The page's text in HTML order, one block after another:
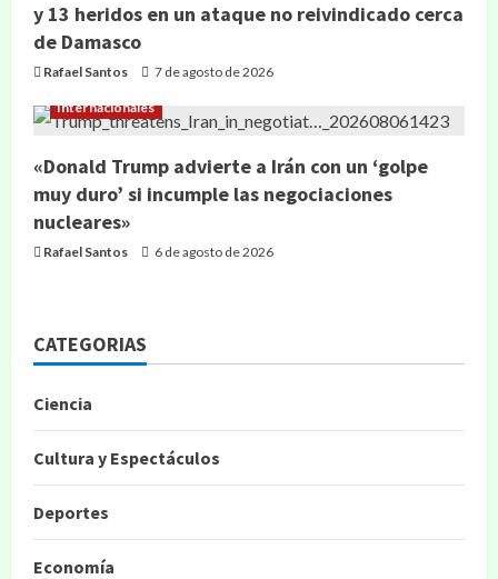
y 13 heridos en un ataque no reivindicado cerca
de Damasco
Rafael Santos 7 de agosto de 2026
Internacionales
«Donald Trump advierte a Irán con un ‘golpe
muy duro’ si incumple las negociaciones
nucleares»
Rafael Santos 6 de agosto de 2026
CATEGORIAS
Ciencia
Cultura y Espectáculos
Deportes
Economía